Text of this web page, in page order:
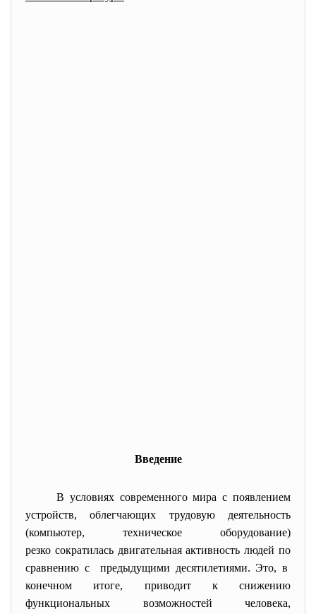
Введение
В условиях современного мира с появлением
устройств, облегчающих трудовую деятельность
(компьютер, техническое оборудование)
резко сократилась двигательная активность людей по
сравнению с предыдущими десятилетиями. Это, в
конечном итоге, приводит к снижению
функциональных возможностей человека,